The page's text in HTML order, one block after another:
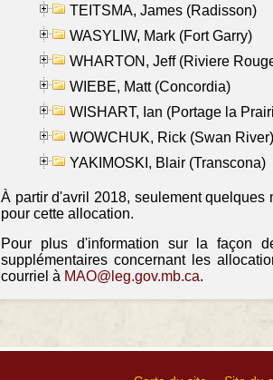
TEITSMA, James (Radisson)
WASYLIW, Mark (Fort Garry)
WHARTON, Jeff (Riviere
WIEBE, Matt (Concordia)
WISHART, Ian (Portage la
WOWCHUK, Rick (Swan River)
YAKIMOSKI, Blair (Transcona)
À partir d'avril 2018, seulement
pour cette allocation.
Pour plus d'information sur la façon
supplémentaires concernant les
courriel à MAO@leg.gov.mb.ca.